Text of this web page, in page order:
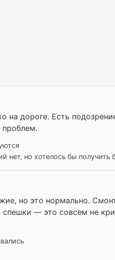
дороге. Есть
проблем.
нет, но хотелось бы получить
но это нормально.
— это совсем не